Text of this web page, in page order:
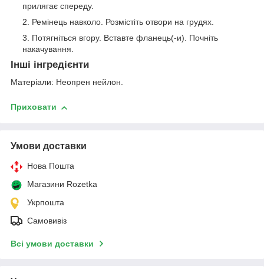
прилягає спереду.
Ремінець навколо. Розмістіть отвори на грудях.
Потягніться вгору. Вставте фланець(-и). Почніть
накачування.
Інші інгредієнти
Матеріали: Неопрен нейлон.
Приховати
Умови доставки
Нова Пошта
Магазини Rozetka
Укрпошта
Самовивіз
Всі умови доставки